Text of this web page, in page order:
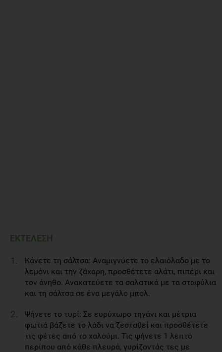
ΕΚΤΕΛΕΣΗ
Κάνετε τη σάλτσα: Αναμιγνύετε το ελαιόλαδο με το
λεμόνι και την ζάχαρη, προσθέτετε αλάτι, πιπέρι και
τον άνηθο. Ανακατεύετε τα σαλατικά με τα σταφύλια
και τη σάλτσα σε ένα μεγάλο μπολ.
Ψήνετε το τυρί: Σε ευρύχωρο τηγάνι και μέτρια
φωτιά βάζετε το λάδι να ζεσταθεί και προσθέτετε
τις φέτες από το χαλούμι. Τις ψήνετε 1 λεπτό
περίπου από κάθε πλευρά, γυρίζοντάς τες με